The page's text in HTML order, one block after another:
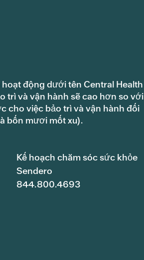
hoạt động dưới tên Central Health
trì và vận hành sẽ cao hơn so với
cho việc bảo trì và vận hành đối
bốn mươi mốt xu).
Kế hoạch chăm sóc sức khỏe
Sendero
844.800.4693